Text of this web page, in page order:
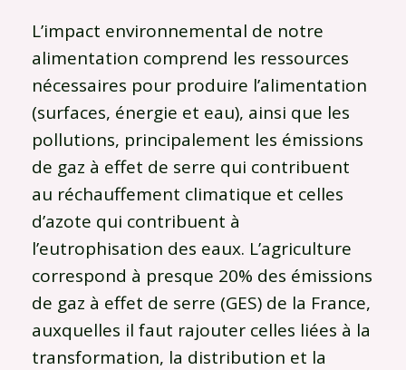
L’impact environnemental de notre
alimentation comprend les ressources
nécessaires pour produire l’alimentation
(surfaces, énergie et eau), ainsi que les
pollutions, principalement les émissions
de gaz à effet de serre qui contribuent
au réchauffement climatique et celles
d’azote qui contribuent à
l’eutrophisation des eaux. L’agriculture
correspond à presque 20% des émissions
de gaz à effet de serre (GES) de la France,
auxquelles il faut rajouter celles liées à la
transformation, la distribution et la